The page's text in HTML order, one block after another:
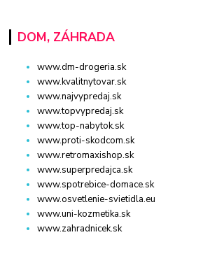
DOM, ZÁHRADA
www.dm-drogeria.sk
www.kvalitnytovar.sk
www.najvypredaj.sk
www.topvypredaj.sk
www.top-nabytok.sk
www.proti-skodcom.sk
www.retromaxishop.sk
www.superpredajca.sk
www.spotrebice-domace.sk
www.osvetlenie-svietidla.eu
www.uni-kozmetika.sk
www.zahradnicek.sk